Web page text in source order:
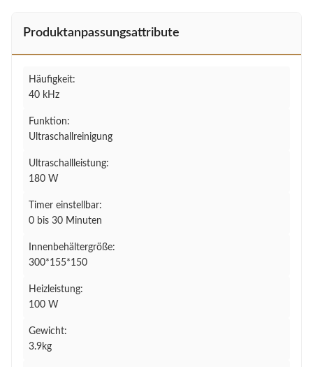
Produktanpassungsattribute
Häufigkeit:
40 kHz
Funktion:
Ultraschallreinigung
Ultraschallleistung:
180 W
Timer einstellbar:
0 bis 30 Minuten
Innenbehältergröße:
300*155*150
Heizleistung:
100 W
Gewicht:
3.9kg